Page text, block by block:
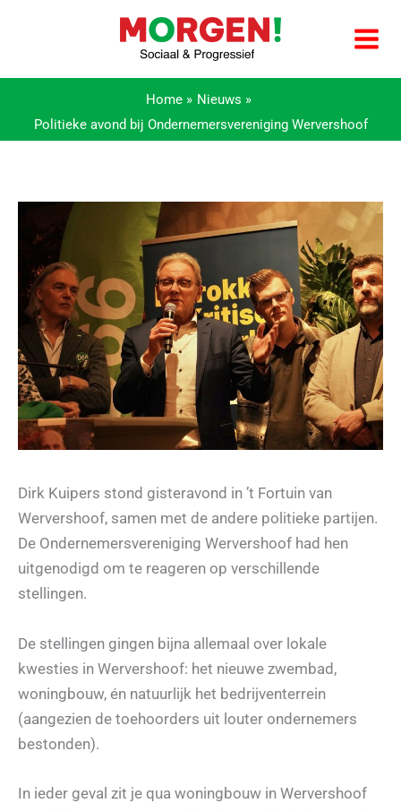
Home
Nieuws
Politieke avond bij Ondernemersvereniging Wervershoof
Dirk Kuipers stond gisteravond in ’t Fortuin van
Wervershoof, samen met de andere politieke partijen.
De Ondernemersvereniging Wervershoof had hen
uitgenodigd om te reageren op verschillende
stellingen.
De stellingen gingen bijna allemaal over lokale
kwesties in Wervershoof: het nieuwe zwembad,
woningbouw, én natuurlijk het bedrijventerrein
(aangezien de toehoorders uit louter ondernemers
bestonden).
In ieder geval zit je qua woningbouw in Wervershoof